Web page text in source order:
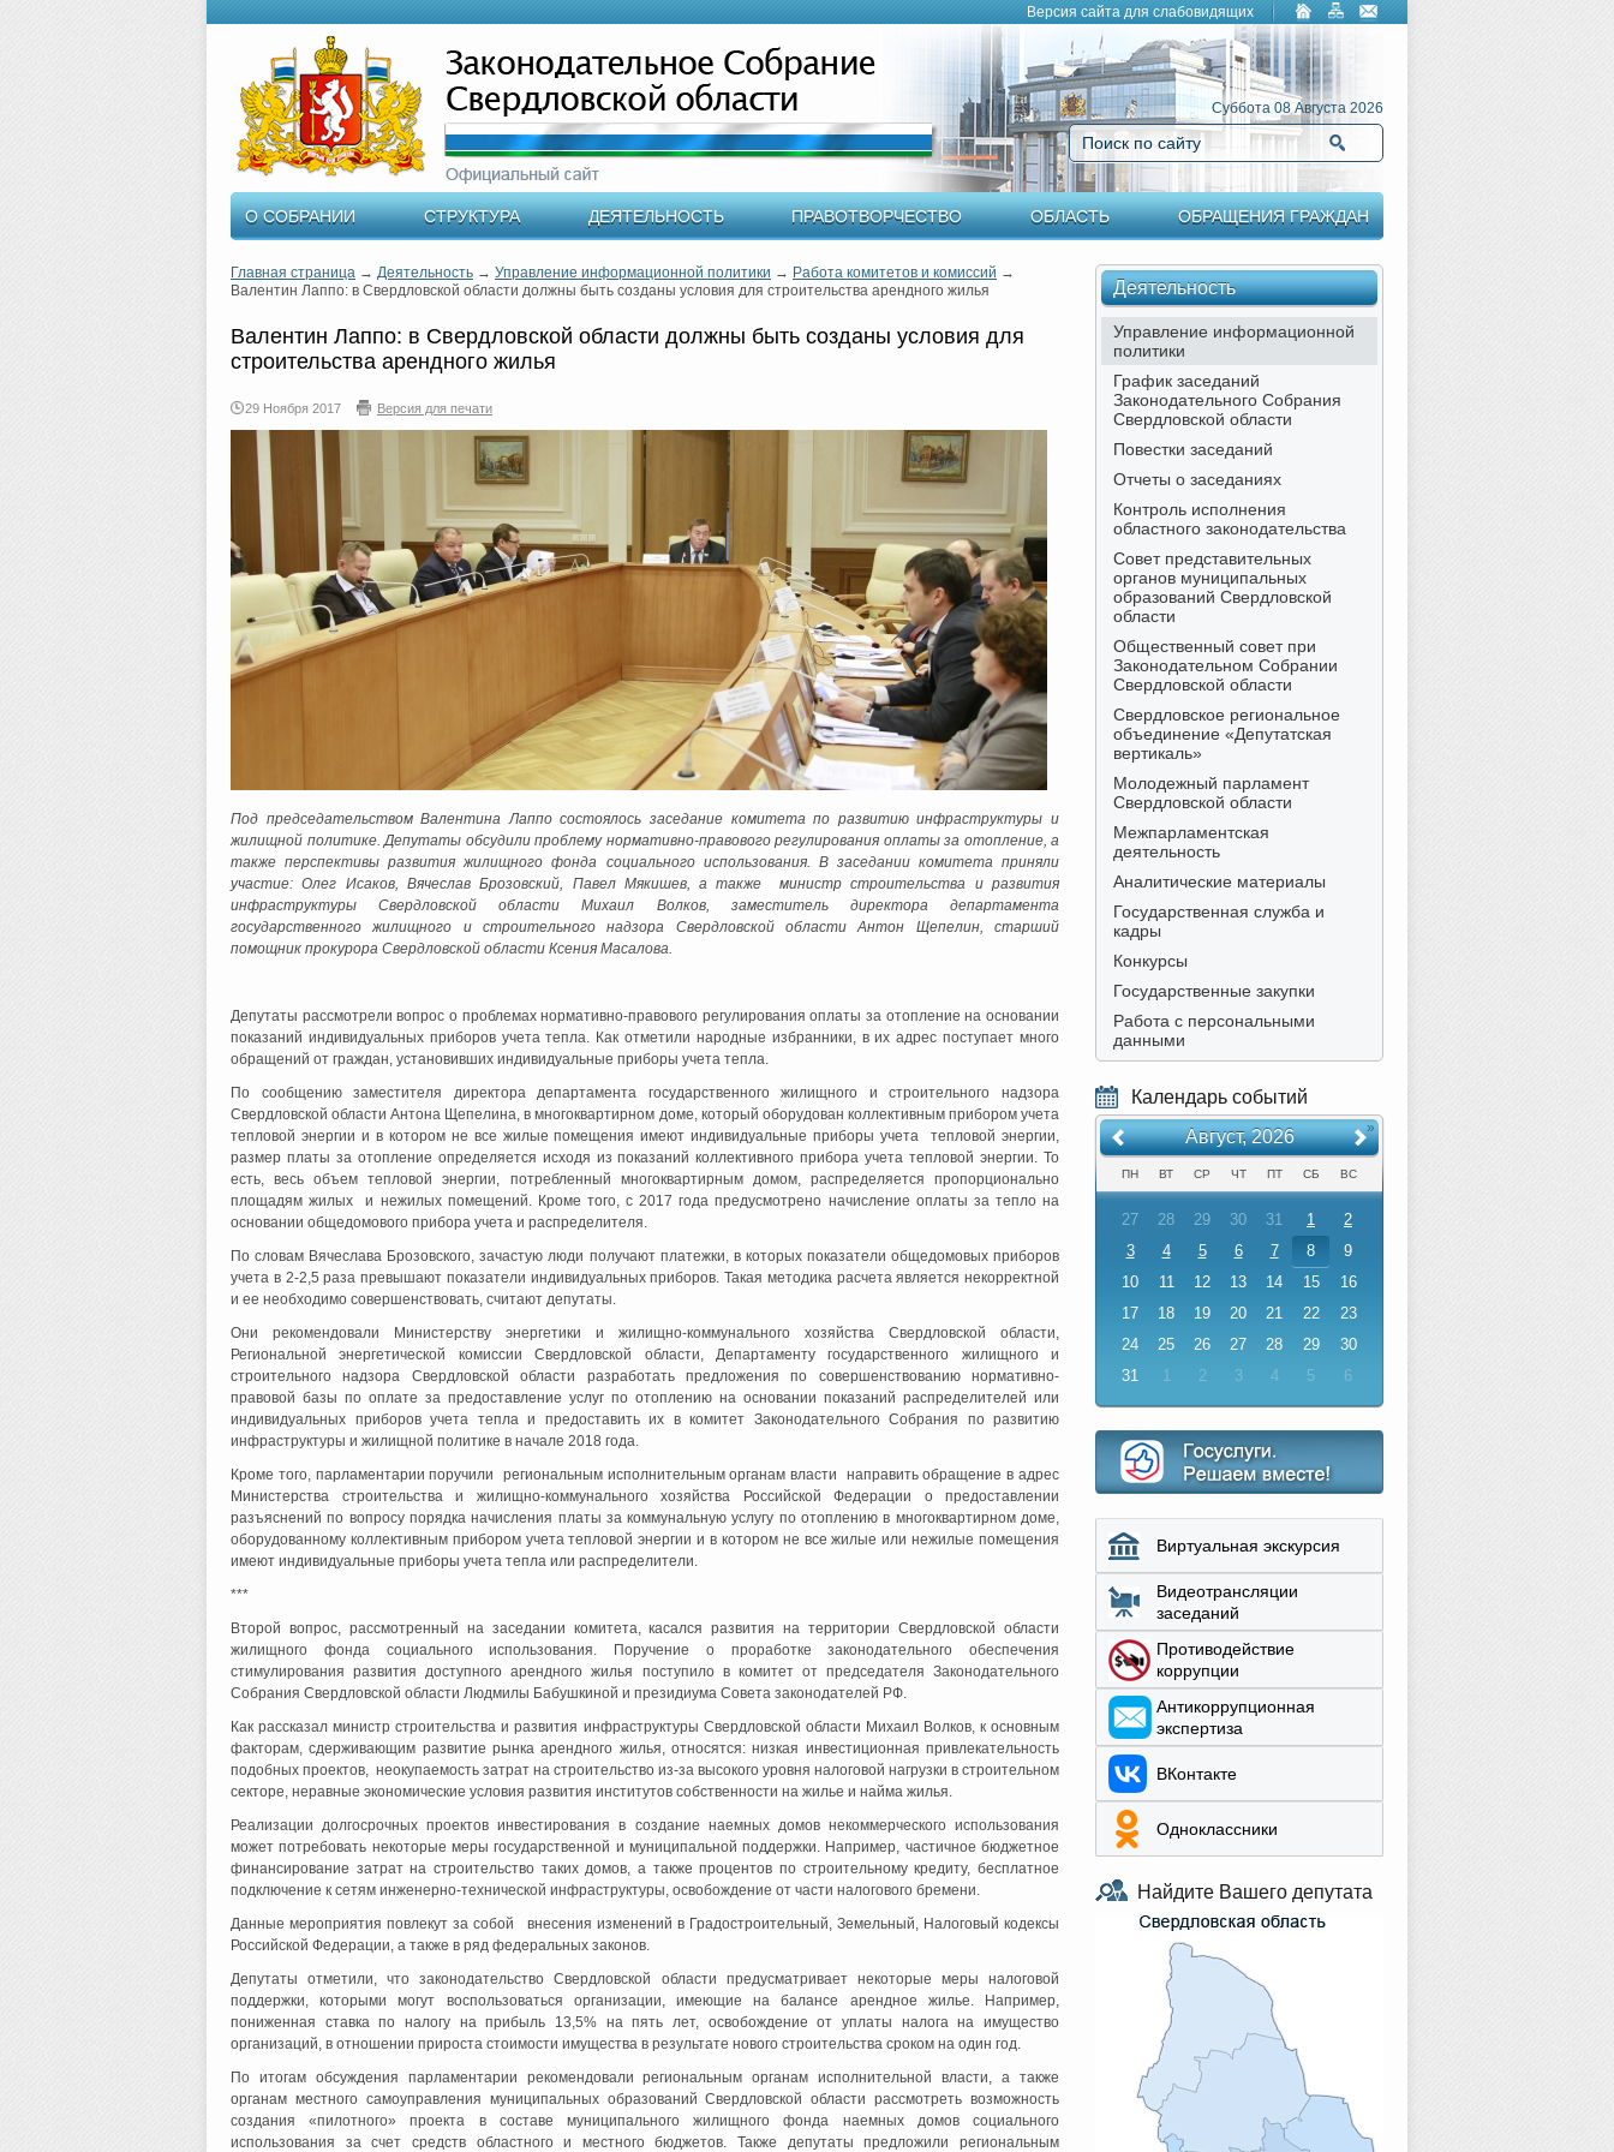
Версия сайта для слабовидящих
Суббота 08 Августа 2026
Поиск по сайту
О СОБРАНИИ СТРУКТУРА ДЕЯТЕЛЬНОСТЬ ПРАВОТВОРЧЕСТВО ОБЛАСТЬ ОБРАЩЕНИЯ ГРАЖДАН
Главная страница → Деятельность → Управление информационной политики → Работа комитетов и комиссий →
Валентин Лаппо: в Свердловской области должны быть созданы условия для строительства арендного жилья
Валентин Лаппо: в Свердловской области должны быть созданы условия для
строительства арендного жилья
29 Ноября 2017 Версия для печати
Под председательством Валентина Лаппо состоялось заседание комитета по развитию инфраструктуры и
жилищной политике. Депутаты обсудили проблему нормативно-правового регулирования оплаты за отопление, а
также перспективы развития жилищного фонда социального использования. В заседании комитета приняли
участие: Олег Исаков, Вячеслав Брозовский, Павел Мякишев, а также министр строительства и развития
инфраструктуры Свердловской области Михаил Волков, заместитель директора департамента
государственного жилищного и строительного надзора Свердловской области Антон Щепелин, старший
помощник прокурора Свердловской области Ксения Масалова.
Депутаты рассмотрели вопрос о проблемах нормативно-правового регулирования оплаты за отопление на основании
показаний индивидуальных приборов учета тепла. Как отметили народные избранники, в их адрес поступает много
обращений от граждан, установивших индивидуальные приборы учета тепла.
По сообщению заместителя директора департамента государственного жилищного и строительного надзора
Свердловской области Антона Щепелина, в многоквартирном доме, который оборудован коллективным прибором учета
тепловой энергии и в котором не все жилые помещения имеют индивидуальные приборы учета тепловой энергии,
размер платы за отопление определяется исходя из показаний коллективного прибора учета тепловой энергии. То
есть, весь объем тепловой энергии, потребленный многоквартирным домом, распределяется пропорционально
площадям жилых и нежилых помещений. Кроме того, с 2017 года предусмотрено начисление оплаты за тепло на
основании общедомового прибора учета и распределителя.
По словам Вячеслава Брозовского, зачастую люди получают платежки, в которых показатели общедомовых приборов
учета в 2-2,5 раза превышают показатели индивидуальных приборов. Такая методика расчета является некорректной
и ее необходимо совершенствовать, считают депутаты.
Они рекомендовали Министерству энергетики и жилищно-коммунального хозяйства Свердловской области,
Региональной энергетической комиссии Свердловской области, Департаменту государственного жилищного и
строительного надзора Свердловской области разработать предложения по совершенствованию нормативно-
правовой базы по оплате за предоставление услуг по отоплению на основании показаний распределителей или
индивидуальных приборов учета тепла и предоставить их в комитет Законодательного Собрания по развитию
инфраструктуры и жилищной политике в начале 2018 года.
Кроме того, парламентарии поручили региональным исполнительным органам власти направить обращение в адрес
Министерства строительства и жилищно-коммунального хозяйства Российской Федерации о предоставлении
разъяснений по вопросу порядка начисления платы за коммунальную услугу по отоплению в многоквартирном доме,
оборудованному коллективным прибором учета тепловой энергии и в котором не все жилые или нежилые помещения
имеют индивидуальные приборы учета тепла или распределители.
***
Второй вопрос, рассмотренный на заседании комитета, касался развития на территории Свердловской области
жилищного фонда социального использования. Поручение о проработке законодательного обеспечения
стимулирования развития доступного арендного жилья поступило в комитет от председателя Законодательного
Собрания Свердловской области Людмилы Бабушкиной и президиума Совета законодателей РФ.
Как рассказал министр строительства и развития инфраструктуры Свердловской области Михаил Волков, к основным
факторам, сдерживающим развитие рынка арендного жилья, относятся: низкая инвестиционная привлекательность
подобных проектов, неокупаемость затрат на строительство из-за высокого уровня налоговой нагрузки в строительном
секторе, неравные экономические условия развития институтов собственности на жилье и найма жилья.
Реализации долгосрочных проектов инвестирования в создание наемных домов некоммерческого использования
может потребовать некоторые меры государственной и муниципальной поддержки. Например, частичное бюджетное
финансирование затрат на строительство таких домов, а также процентов по строительному кредиту, бесплатное
подключение к сетям инженерно-технической инфраструктуры, освобождение от части налогового бремени.
Данные мероприятия повлекут за собой внесения изменений в Градостроительный, Земельный, Налоговый кодексы
Российской Федерации, а также в ряд федеральных законов.
Депутаты отметили, что законодательство Свердловской области предусматривает некоторые меры налоговой
поддержки, которыми могут воспользоваться организации, имеющие на балансе арендное жилье. Например,
пониженная ставка по налогу на прибыль 13,5% на пять лет, освобождение от уплаты налога на имущество
организаций, в отношении прироста стоимости имущества в результате нового строительства сроком на один год.
По итогам обсуждения парламентарии рекомендовали региональным органам исполнительной власти, а также
органам местного самоуправления муниципальных образований Свердловской области рассмотреть возможность
создания «пилотного» проекта в составе муниципального жилищного фонда наемных домов социального
использования за счет средств областного и местного бюджетов. Также депутаты предложили региональным
Деятельность
Управление информационной
политики
График заседаний
Законодательного Собрания
Свердловской области
Повестки заседаний
Отчеты о заседаниях
Контроль исполнения
областного законодательства
Совет представительных
органов муниципальных
образований Свердловской
области
Общественный совет при
Законодательном Собрании
Свердловской области
Свердловское региональное
объединение «Депутатская
вертикаль»
Молодежный парламент
Свердловской области
Межпарламентская
деятельность
Аналитические материалы
Государственная служба и
кадры
Конкурсы
Государственные закупки
Работа с персональными
данными
Календарь событий
Август, 2026 »
ПН ВТ СР ЧТ ПТ СБ ВС
27 28 29 30 31 1
2
3
4 5 6 7 8
9
10
11 12 13 14 15
16
17
18 19 20 21 22
23
24
25 26 27 28 29
30
31
1 2 3 4 5 6
Виртуальная экскурсия
Видеотрансляции
заседаний
Противодействие
коррупции
Aнтикоррупционная
экспертиза
ВКонтакте
Одноклассники
Найдите Вашего депутата